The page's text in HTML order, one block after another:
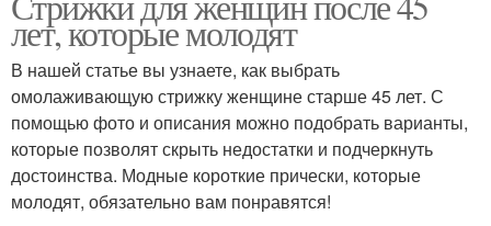
лет, которые молодят
В нашей статье вы узнаете, как выбрать
омолаживающую стрижку женщине старше 45 лет. С
помощью фото и описания можно подобрать варианты,
которые позволят скрыть недостатки и подчеркнуть
достоинства. Модные короткие прически, которые
молодят, обязательно вам понравятся!